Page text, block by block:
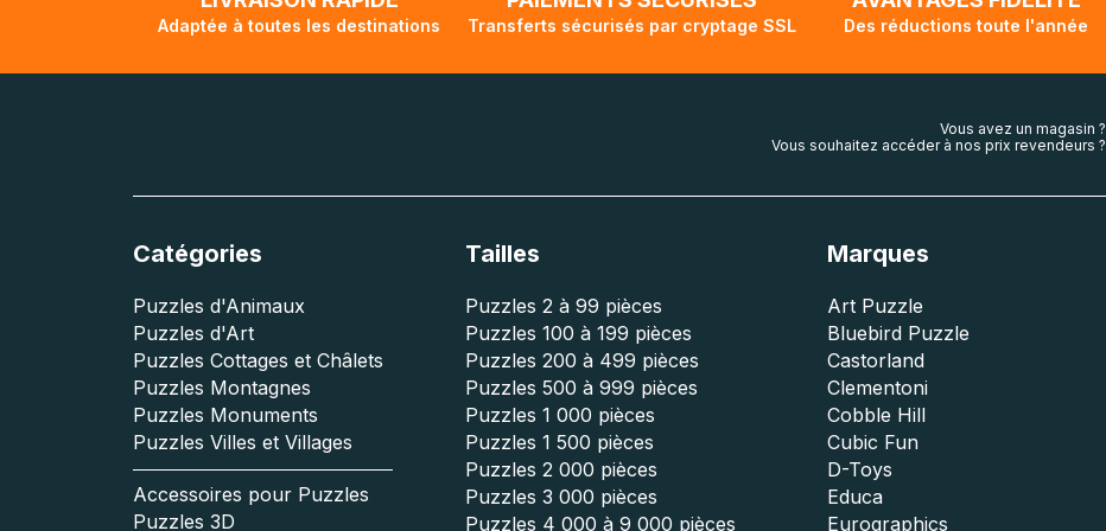
Adaptée à toutes les destinations Transferts sécurisés par cryptage SSL Des réductions toute l'année
Vous avez un magasin ?
Vous souhaitez accéder à nos prix revendeurs ?
Catégories
Puzzles d'Animaux
Puzzles d'Art
Puzzles Cottages et Châlets
Puzzles Montagnes
Puzzles Monuments
Puzzles Villes et Villages
Accessoires pour Puzzles
Puzzles 3D
Tailles
Puzzles 2 à 99 pièces
Puzzles 100 à 199 pièces
Puzzles 200 à 499 pièces
Puzzles 500 à 999 pièces
Puzzles 1 000 pièces
Puzzles 1 500 pièces
Puzzles 2 000 pièces
Puzzles 3 000 pièces
Puzzles 4 000 à 9 000 pièces
Marques
Art Puzzle
Bluebird Puzzle
Castorland
Clementoni
Cobble Hill
Cubic Fun
D-Toys
Educa
Eurographics